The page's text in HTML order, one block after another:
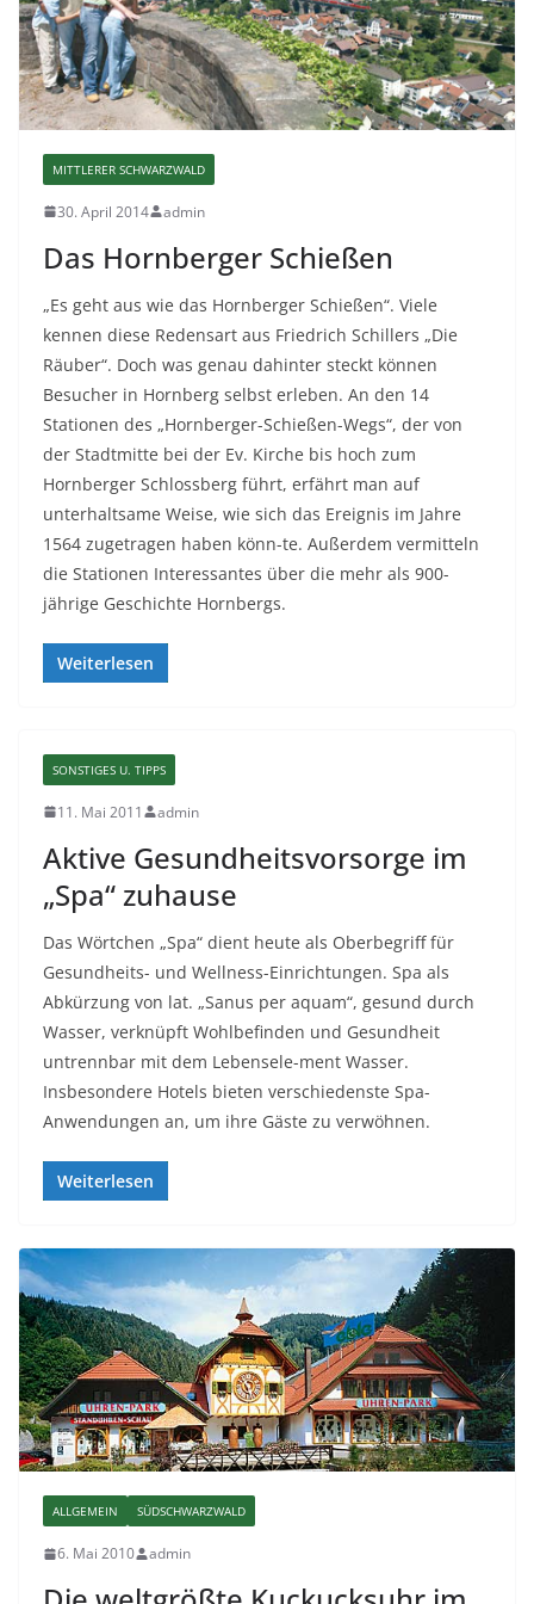
MITTLERER SCHWARZWALD
30. April 2014 admin
Das Hornberger Schießen
„Es geht aus wie das Hornberger Schießen“. Viele
kennen diese Redensart aus Friedrich Schillers „Die
Räuber“. Doch was genau dahinter steckt können
Besucher in Hornberg selbst erleben. An den 14
Stationen des „Hornberger-Schießen-Wegs“, der von
der Stadtmitte bei der Ev. Kirche bis hoch zum
Hornberger Schlossberg führt, erfährt man auf
unterhaltsame Weise, wie sich das Ereignis im Jahre
1564 zugetragen haben könn-te. Außerdem vermitteln
die Stationen Interessantes über die mehr als 900-
jährige Geschichte Hornbergs.
Weiterlesen
SONSTIGES U. TIPPS
11. Mai 2011 admin
Aktive Gesundheitsvorsorge im
„Spa“ zuhause
Das Wörtchen „Spa“ dient heute als Oberbegriff für
Gesundheits- und Wellness-Einrichtungen. Spa als
Abkürzung von lat. „Sanus per aquam“, gesund durch
Wasser, verknüpft Wohlbeﬁnden und Gesundheit
untrennbar mit dem Lebensele-ment Wasser.
Insbesondere Hotels bieten verschiedenste Spa-
Anwendungen an, um ihre Gäste zu verwöhnen.
Weiterlesen
ALLGEMEIN SÜDSCHWARZWALD
6. Mai 2010 admin